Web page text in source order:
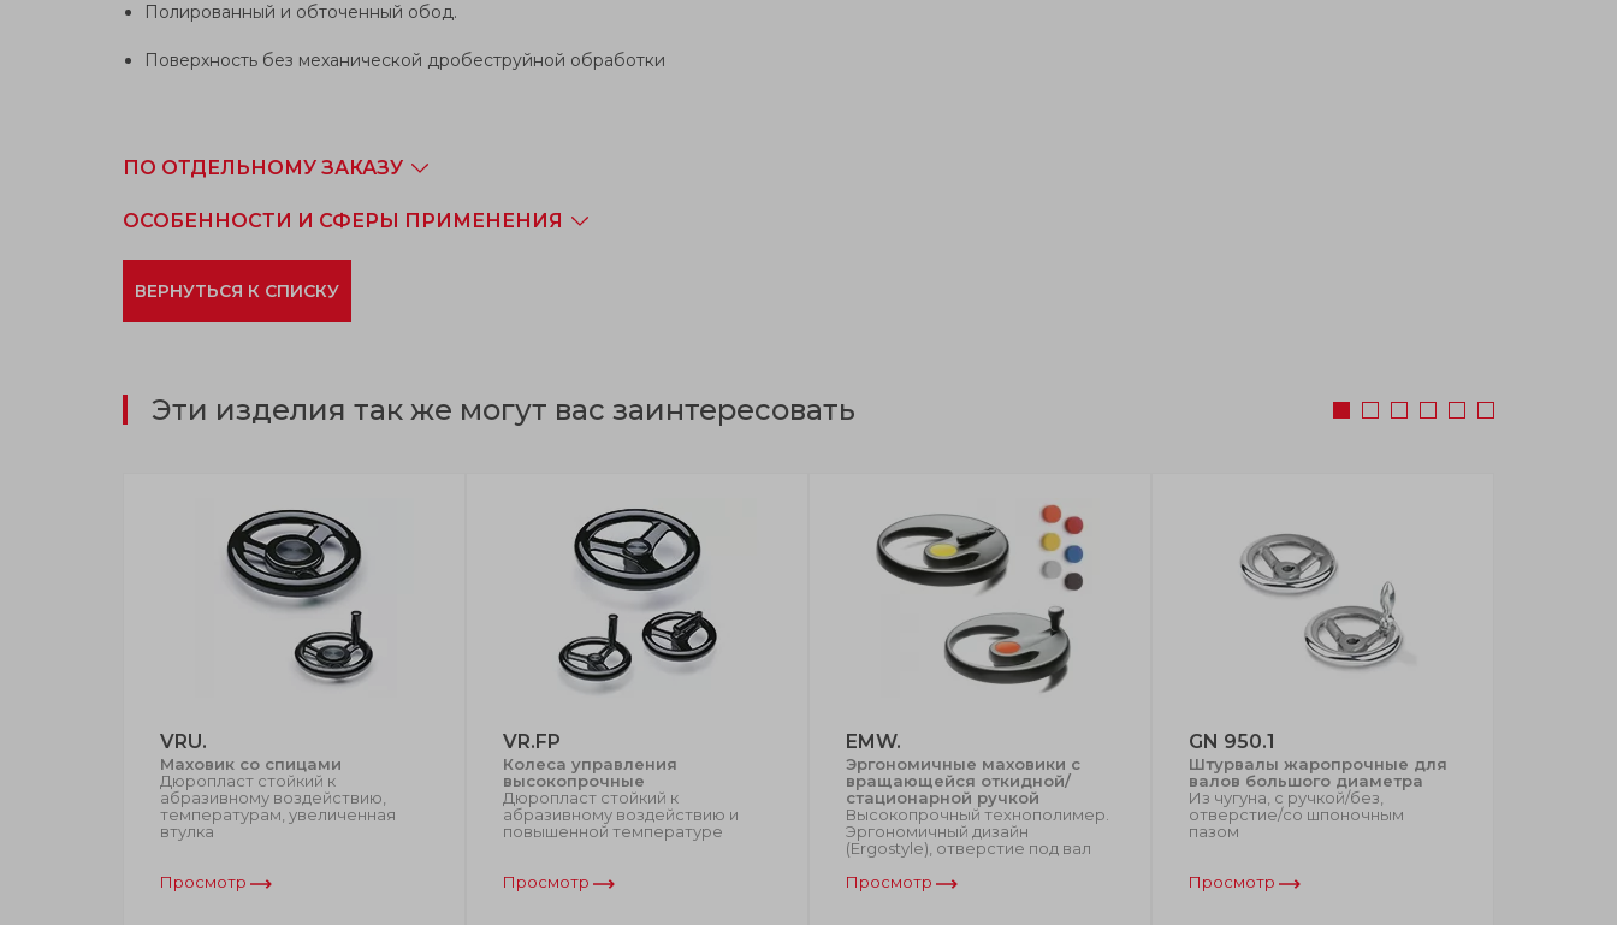
Полированный и обточенный обод.
Поверхность без механической дробеструйной обработки
ПО ОТДЕЛЬНОМУ ЗАКАЗУ
ОСОБЕННОСТИ И СФЕРЫ ПРИМЕНЕНИЯ
ВЕРНУТЬСЯ К СПИСКУ
Эти изделия так же могут вас заинтересовать
VRU.
Маховик со спицами
Дюропласт стойкий к
абразивному воздействию,
температурам, увеличенная
втулка
Просмотр
VR.FP
Колеса управления
высокопрочные
Дюропласт стойкий к
абразивному воздействию и
повышенной температуре
Просмотр
EMW.
Эргономичные маховики c
вращающейся откидной/
стационарной ручкой
Высокопрочный технополимер.
Эргономичный дизайн
(Ergostyle), отверстие под вал
Просмотр
GN 950.1
Штурвалы жаропрочные для
валов большого диаметра
Из чугуна, с ручкой/без,
отверстие/со шпоночным
пазом
Просмотр